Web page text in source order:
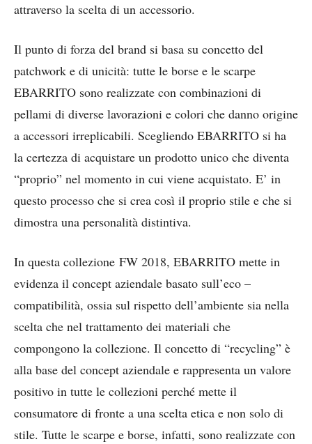
attraverso la scelta di un accessorio.
Il punto di forza del brand si basa su concetto del
patchwork e di unicità: tutte le borse e le scarpe
EBARRITO sono realizzate con combinazioni di
pellami di diverse lavorazioni e colori che danno origine
a accessori irreplicabili. Scegliendo EBARRITO si ha
la certezza di acquistare un prodotto unico che diventa
“proprio” nel momento in cui viene acquistato. E’ in
questo processo che si crea così il proprio stile e che si
dimostra una personalità distintiva.
In questa collezione FW 2018, EBARRITO mette in
evidenza il concept aziendale basato sull’eco –
compatibilità, ossia sul rispetto dell’ambiente sia nella
scelta che nel trattamento dei materiali che
compongono la collezione. Il concetto di “recycling” è
alla base del concept aziendale e rappresenta un valore
positivo in tutte le collezioni perché mette il
consumatore di fronte a una scelta etica e non solo di
stile. Tutte le scarpe e borse, infatti, sono realizzate con